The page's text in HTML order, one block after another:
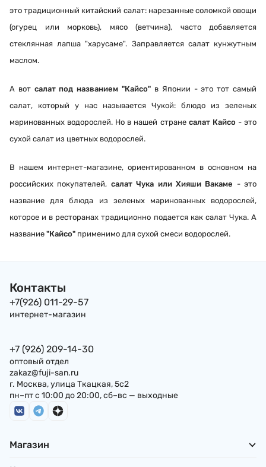
это традиционный китайский салат: нарезанные соломкой овощи
(огурец или морковь), мясо (ветчина), часто добавляется
стеклянная лапша "харусаме". Заправляется салат кунжутным
маслом.
А вот салат под названием "Кайсо" в Японии - это тот самый
салат, который у нас называется Чукой: блюдо из зеленых
маринованных водорослей. Но в нашей стране салат Кайсо - это
сухой салат из цветных водорослей.
В нашем интернет-магазине, ориентированном в основном на
российских покупателей, салат Чука или Хияши Вакаме - это
название для блюда из зеленых маринованных водорослей,
которое и в ресторанах традиционно подается как салат Чука.А
название "Кайсо" применимо для сухой смеси водорослей.
Контакты
+7(926) 011-29-57
интернет-магазин
+7 (926) 209-14-30
оптовый отдел
zakaz@fuji-san.ru
г. Москва, улица Ткацкая, 5с2
пн–пт с 10:00 до 20:00, сб–вс — выходные
Магазин